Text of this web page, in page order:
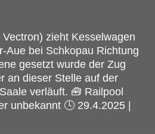
zieht Kesselwagen
Aue bei Schkopau Richtung
gesetzt wurde der Zug
an dieser Stelle auf der
verläuft. 🧰 Railpool
unbekannt 🕓 29.4.2025 |